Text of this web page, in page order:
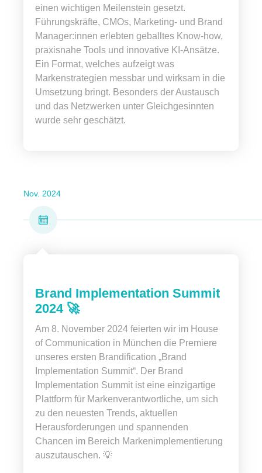
einen wichtigen Meilenstein gesetzt.
Führungskräfte, CMOs, Marketing- und Brand
Manager:innen erlebten geballtes Know-how,
praxisnahe Tools und innovative KI-Ansätze.
Ein Format, welches aufzeigt was
Markenstrategien messbar und wirksam in die
Umsetzung bringt. Besonders der Austausch
und das Netzwerken unter Gleichgesinnten
wurde sehr geschätzt.
Nov. 2024
Brand Implementation Summit
2024 🚀
Am 8. November 2024 feierten wir im House
of Communication in München die Premiere
unseres ersten Brandification „Brand
Implementation Summit“. Der Brand
Implementation Summit ist eine einzigartige
Plattform für Markenverantwortliche, um sich
zu den neuesten Trends, aktuellen
Herausforderungen und spannenden
Chancen im Bereich Markenimplementierung
auszutauschen. 💡